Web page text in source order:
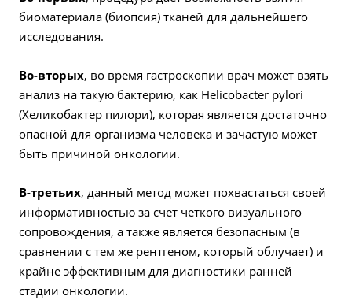
биоматериала (биопсия) тканей для дальнейшего
исследования.
Во-вторых, во время гастроскопии врач может взять
анализ на такую бактерию, как Helicobacter pylori
(Хеликобактер пилори), которая является достаточно
опасной для организма человека и зачастую может
быть причиной онкологии.
В-третьих, данный метод может похвастаться своей
информативностью за счет четкого визуального
сопровождения, а также является безопасным (в
сравнении с тем же рентгеном, который облучает) и
крайне эффективным для диагностики ранней
стадии онкологии.